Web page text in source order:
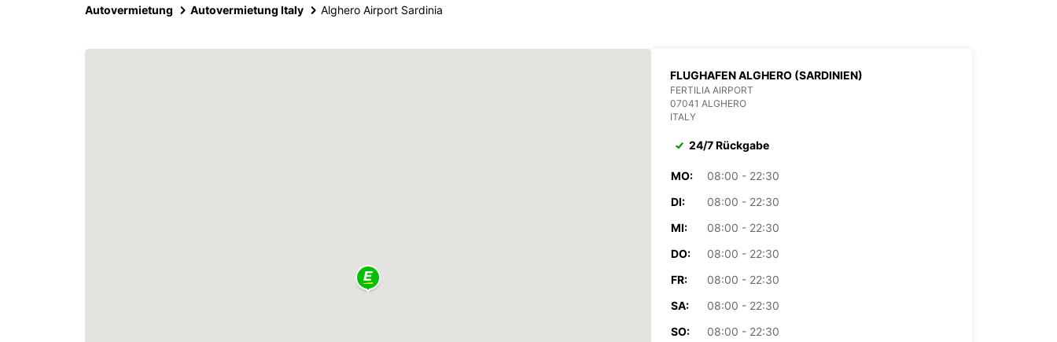
Autovermietung Autovermietung Italy Alghero Airport Sardinia
FLUGHAFEN ALGHERO (SARDINIEN)
FERTILIA AIRPORT
07041 ALGHERO
ITALY
24/7 Rückgabe
MO:
08:00 - 22:30
DI:
08:00 - 22:30
MI:
08:00 - 22:30
DO:
08:00 - 22:30
FR:
08:00 - 22:30
SA:
08:00 - 22:30
SO:
08:00 - 22:30